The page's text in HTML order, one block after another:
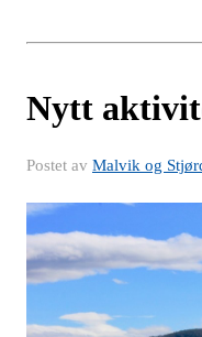
Nytt
Postet av Malvik og